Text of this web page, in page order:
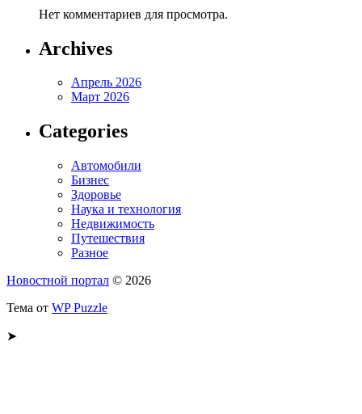
Нет комментариев для просмотра.
Archives
Апрель 2026
Март 2026
Categories
Автомобили
Бизнес
Здоровье
Наука и технология
Недвижимость
Путешествия
Разное
Новостной портал © 2026
Тема от WP Puzzle
➤